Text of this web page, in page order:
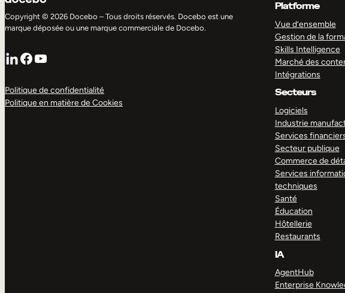
Copyright © 2026 Docebo – Tous droits réservés. Docebo est une
marque déposée ou une marque commerciale de Docebo.
LinkedIn
Facebook
YouTube
Politique de confidentialité
Politique en matière de Cookies
Platforme
Vue d’ensemble
Gestion de la
Skills Intelligence
Marché des
Intégrations
Secteurs
Logiciels
Industrie
Services
Secteur publique
Commerce de
Services
techniques
Santé
Éducation
Hôtellerie
Restaurants
IA
AgentHub
Enterprise